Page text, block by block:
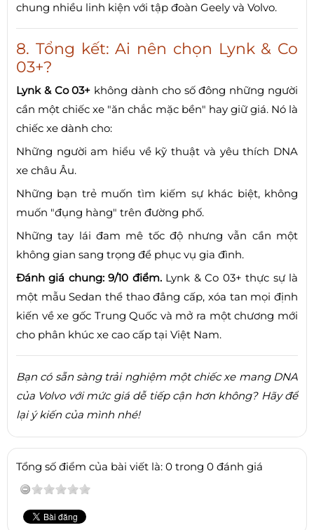
chung nhiều linh kiện với tập đoàn Geely và Volvo.
8. Tổng kết: Ai nên chọn Lynk & Co
03+?
Lynk & Co 03+ không dành cho số đông những người
cần một chiếc xe "ăn chắc mặc bền" hay giữ giá. Nó là
chiếc xe dành cho:
Những người am hiểu về kỹ thuật và yêu thích DNA
xe châu Âu.
Những bạn trẻ muốn tìm kiếm sự khác biệt, không
muốn "đụng hàng" trên đường phố.
Những tay lái đam mê tốc độ nhưng vẫn cần một
không gian sang trọng để phục vụ gia đình.
Đánh giá chung: 9/10 điểm.Lynk & Co 03+ thực sự là
một mẫu Sedan thể thao đẳng cấp, xóa tan mọi định
kiến về xe gốc Trung Quốc và mở ra một chương mới
cho phân khúc xe cao cấp tại Việt Nam.
Bạn có sẵn sàng trải nghiệm một chiếc xe mang DNA
của Volvo với mức giá dễ tiếp cận hơn không? Hãy để
lại ý kiến của mình nhé!
Tổng số điểm của bài viết là: 0 trong 0 đánh giá